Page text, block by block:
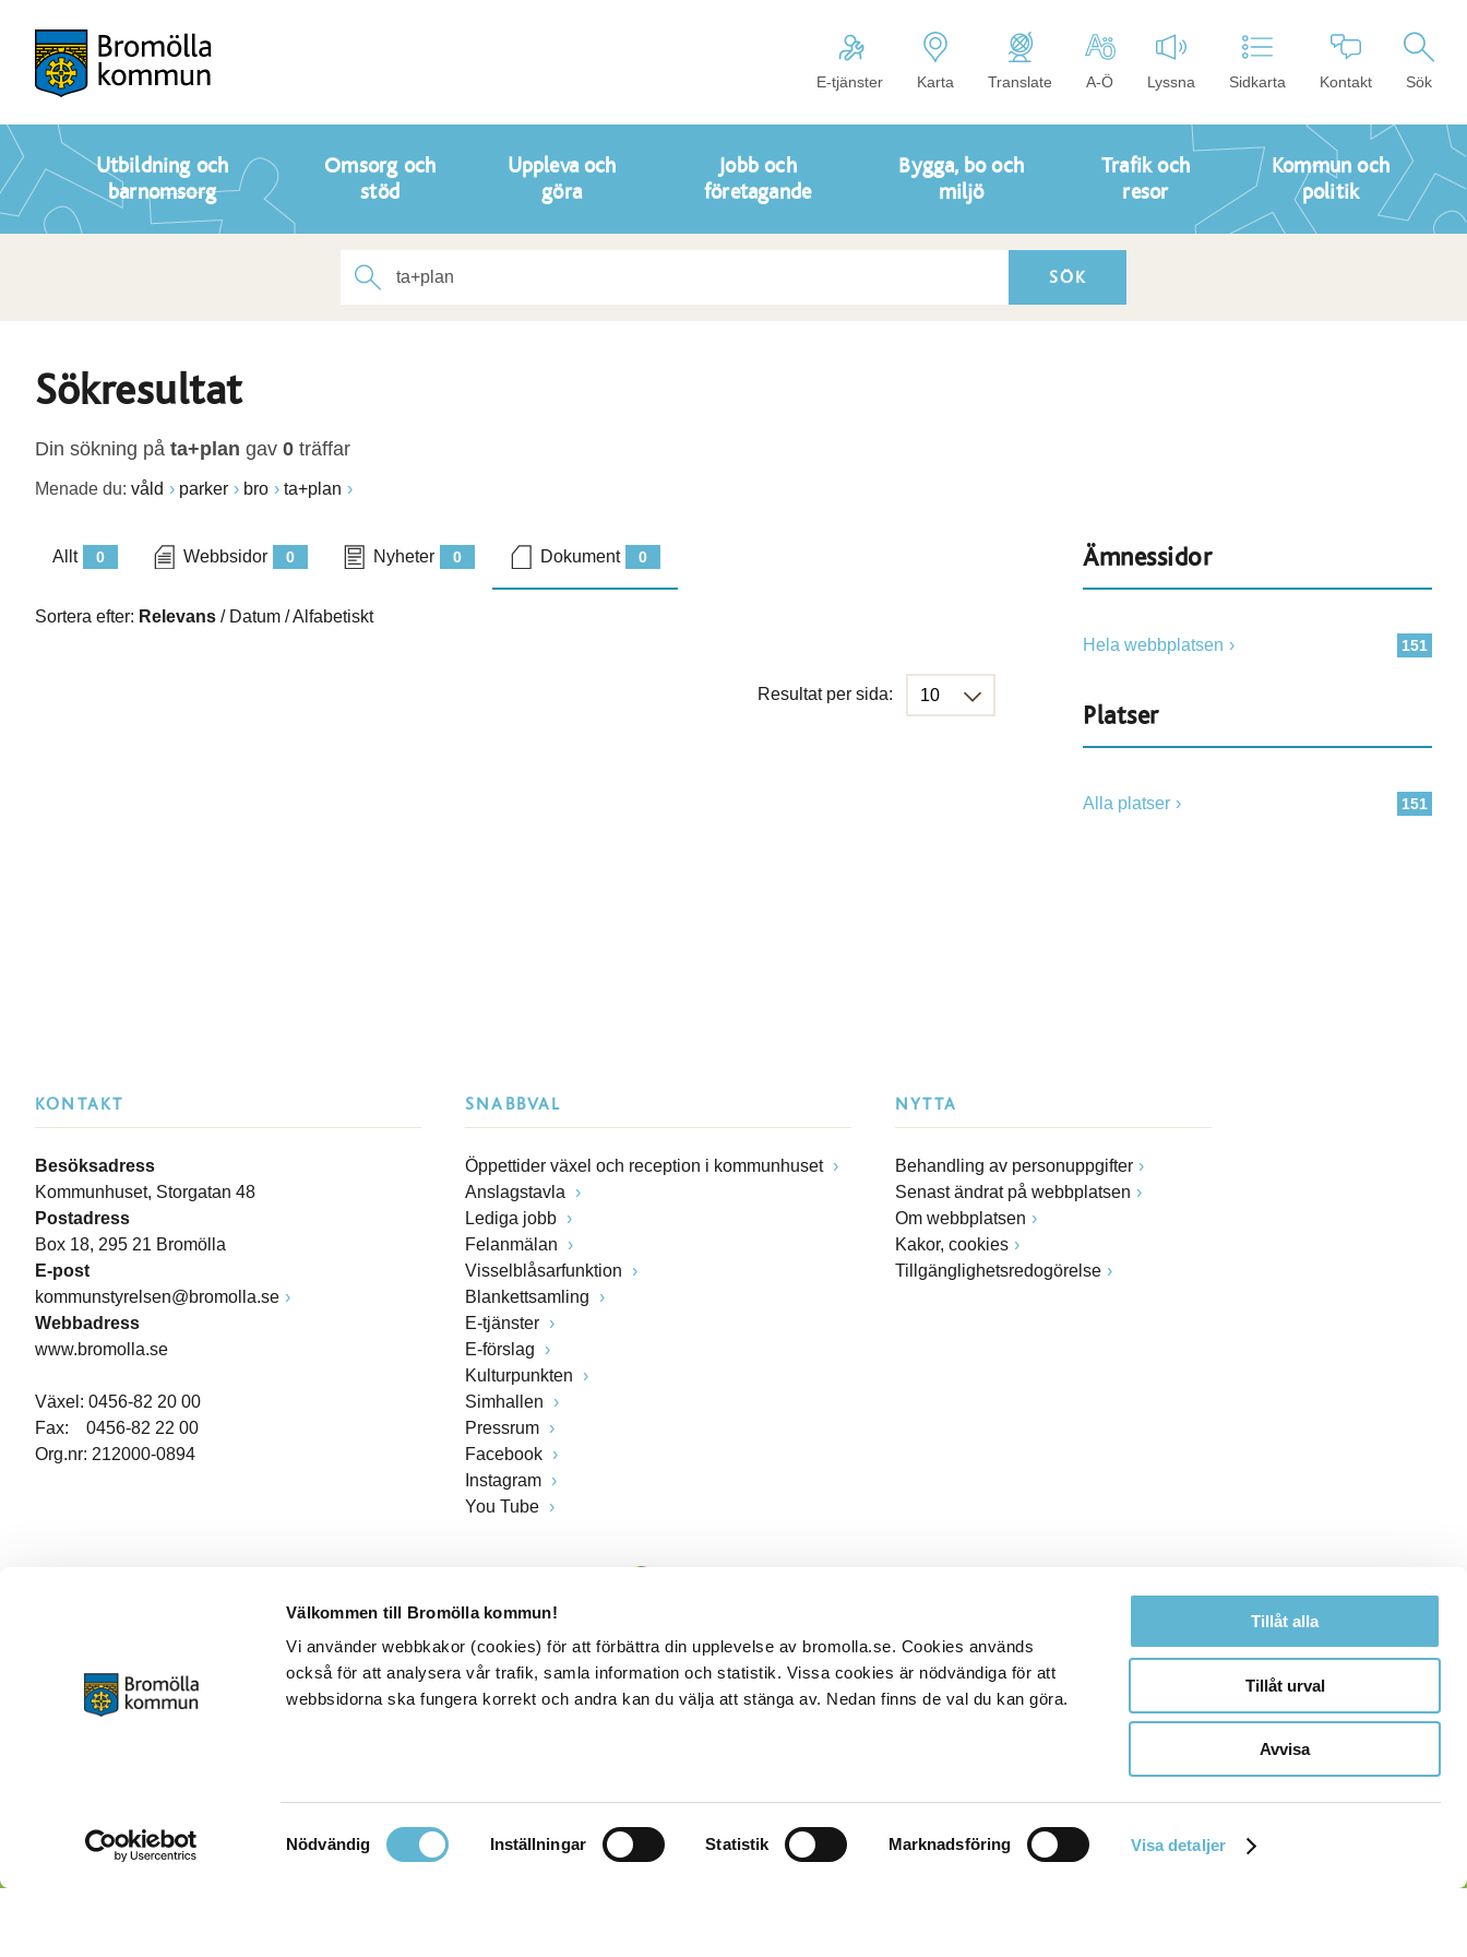
Välkommen till Bromölla kommun!
Vi använder webbkakor (cookies) för att förbättra din upplevelse av bromolla.se. Cookies används
också för att analysera vår trafik, samla information och statistik. Vissa cookies är nödvändiga för att
webbsidorna ska fungera korrekt och andra kan du välja att stänga av. Nedan finns de val du kan göra.
Samtyckesval
Nödvändig Inställningar Statistik Marknadsföring Visa detaljer
Tillåt alla
Tillåt urval
Avvisa
E-tjänster Karta Translate A-Ö Lyssna Sidkarta Kontakt Sök
Utbildning och
barnomsorg
Omsorg och
stöd
Uppleva och
göra
Jobb och
företagande
Bygga, bo och
miljö
Trafik och
resor
Kommun och
politik
Sökresultat
Din sökning på ta+plan gav 0 träffar
Menade du: våld parker bro ta+plan
0
Allt 0
Webbsidor 0
Nyheter 0
Dokument
Sortera efter: Relevans / Datum /Alfabetiskt
Resultat per sida:
Ämnessidor
151
Hela webbplatsen
Platser
151
Alla platser
KONTAKT
Besöksadress
Kommunhuset, Storgatan 48
Postadress
Box 18, 295 21 Bromölla
E-post
kommunstyrelsen@bromolla.se
Webbadress
www.bromolla.se
Växel: 0456-82 20 00
Fax: 0456-82 22 00
Org.nr: 212000-0894
SNABBVAL
Öppettider växel och reception i kommunhuset
Anslagstavla
Lediga jobb
Felanmälan
Visselblåsarfunktion
Blankettsamling
E-tjänster
E-förslag
Kulturpunkten
Simhallen
Pressrum
Facebook
Instagram
You Tube
NYTTA
Behandling av personuppgifter
Senast ändrat på webbplatsen
Om webbplatsen
Kakor, cookies
Tillgänglighetsredogörelse